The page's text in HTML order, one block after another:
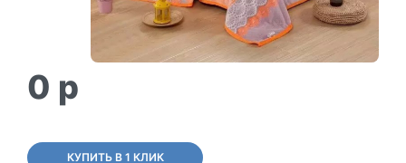
0 p
КУПИТЬ В 1 КЛИК